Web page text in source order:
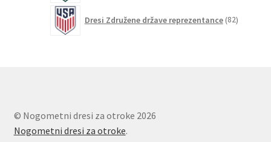
Dresi Združene države reprezentance 82izdelkov
© Nogometni dresi za otroke 2026
Nogometni dresi za otroke.